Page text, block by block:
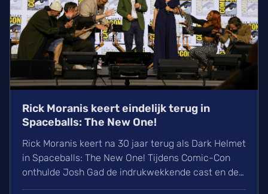
Rick Moranis keert eindelijk terug in
Spaceballs: The New One!
Rick Moranis keert na 30 jaar terug als Dark Helmet
in Spaceballs: The New One! Tijdens Comic-Con
onthulde Josh Gad de indrukwekkende cast en de
eerste beelden van deze geniale parodie op de